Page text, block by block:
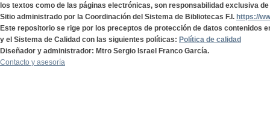
los textos como de las páginas electrónicas, son responsabilidad exclusiva
Sitio administrado por la Coordinación del Sistema de Bibliotecas F.I. https://
Este repositorio se rige por los preceptos de protección de datos contenidos
y el Sistema de Calidad con las siguientes políticas: Política de calidad
Diseñador y administrador: Mtro Sergio Israel Franco García.
Contacto y asesoría